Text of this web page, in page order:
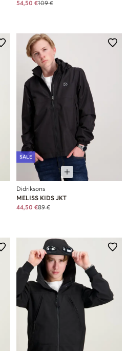
54,50 €109 €
SALE
Didriksons
MELISS KIDS JKT
44,50 €89 €